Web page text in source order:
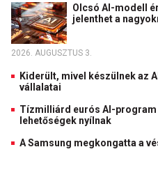
Olcsó AI-modell
jelenthet a
2026. AUGUSZTUS 3.
Kiderült, mivel készülnek az
vállalatai
Tízmilliárd eurós AI-program
lehetőségek nyílnak
A Samsung megkongatta a